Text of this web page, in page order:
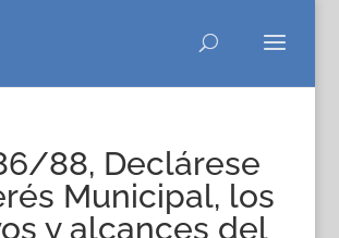
88, Declárese
Municipal, los
y alcances del